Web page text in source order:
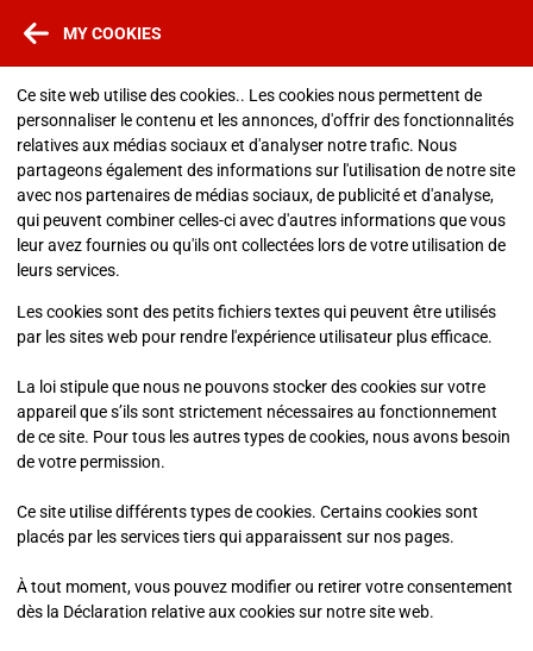
MY COOKIES
Ce site web utilise des cookies.. Les cookies nous permettent de
personnaliser le contenu et les annonces, d'offrir des fonctionnalités
relatives aux médias sociaux et d'analyser notre trafic. Nous
partageons également des informations sur l'utilisation de notre site
avec nos partenaires de médias sociaux, de publicité et d'analyse,
qui peuvent combiner celles-ci avec d'autres informations que vous
leur avez fournies ou qu'ils ont collectées lors de votre utilisation de
leurs services.
Les cookies sont des petits fichiers textes qui peuvent être utilisés
par les sites web pour rendre l'expérience utilisateur plus efficace.
La loi stipule que nous ne pouvons stocker des cookies sur votre
appareil que s’ils sont strictement nécessaires au fonctionnement
de ce site. Pour tous les autres types de cookies, nous avons besoin
de votre permission.
Ce site utilise différents types de cookies. Certains cookies sont
placés par les services tiers qui apparaissent sur nos pages.
À tout moment, vous pouvez modifier ou retirer votre consentement
dès la Déclaration relative aux cookies sur notre site web.